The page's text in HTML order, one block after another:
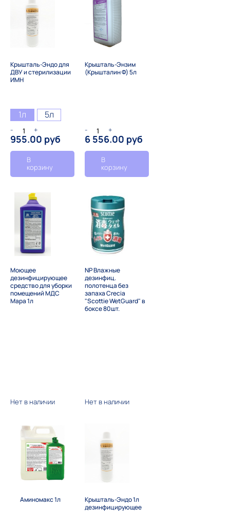
Крышталь-Эндо для
ДВУ и стерилизации
ИМН
1л 5л
- +
955.00 руб
В
корзину
Крышталь-Энзим
(Крышталин Ф) 5л
- +
6 556.00 руб
В
корзину
Моющее
дезинфицирующее
средство для уборки
помещений МДС
Мара 1л
Нет в наличии
NP Влажные
дезинфиц.
полотенца без
запаха Crecia
"Scottie WetGuard" в
боксе 80шт.
Нет в наличии
Аминомакс 1л
Крышталь-Эндо 1л
дезинфицирующее